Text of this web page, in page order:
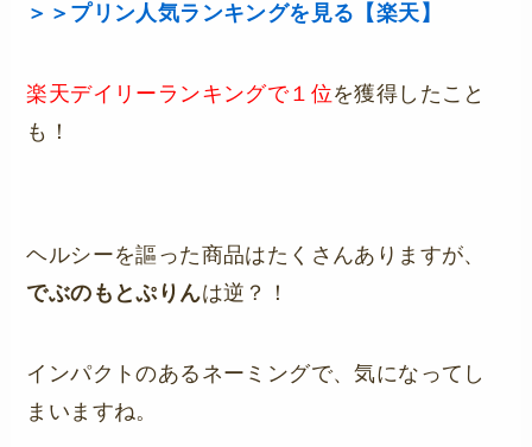
＞＞プリン人気ランキングを見る【楽天】
楽天デイリーランキングで１位を獲得したこと
も！
ヘルシーを謳った商品はたくさんありますが、
でぶのもとぷりんは逆？！
インパクトのあるネーミングで、気になってし
まいますね。